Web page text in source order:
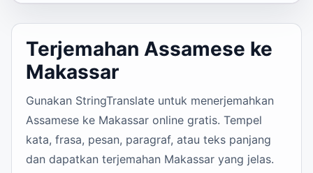
Terjemahan Assamese ke
Makassar
Gunakan StringTranslate untuk menerjemahkan
Assamese ke Makassar online gratis. Tempel
kata, frasa, pesan, paragraf, atau teks panjang
dan dapatkan terjemahan Makassar yang jelas.